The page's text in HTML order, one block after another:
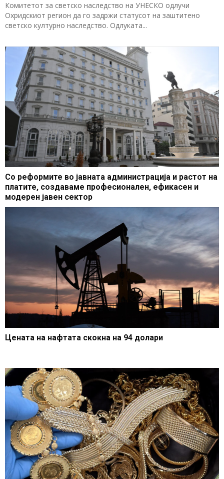
Комитетот за светско наследство на УНЕСКО одлучи
Охридскиот регион да го задржи статусот на заштитено
светско културно наследство. Одлуката...
Со реформите во јавната администрација и растот на
платите, создаваме професионален, ефикасен и
модерен јавен сектор
Цената на нафтата скокна на 94 долари